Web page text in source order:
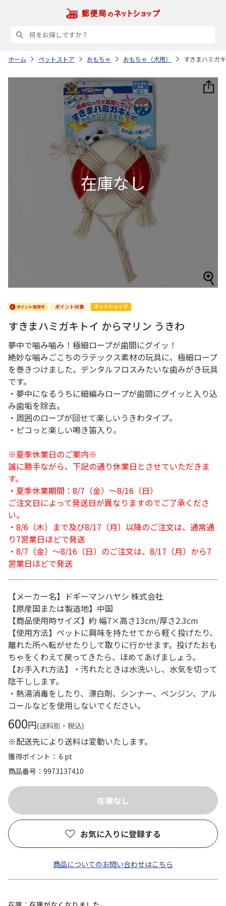
ホーム ペットストア おもちゃ おもちゃ（犬用） すきまハミガ
すきまハミガキトイ からマリン うきわ
夢中で噛み噛み！極細ロープが歯間にグイッ！
絶妙な噛みごこちのラテックス素材の玩具に、極細ロープ
を巻きつけました。デンタルフロスみたいな歯みがき玩具
です。
・夢中になるうちに細編みロープが歯間にグイッと入り込
み歯垢を除去。
・周囲のロープが回せて楽しいうきわタイプ。
・ピコっと楽しい鳴き笛入り。
※夏季休業日のご案内※
誠に勝手ながら、下記の通り休業日とさせていただきま
す。
・夏季休業期間：8/7（金）～8/16（日）
ご注文日によって発送日が異なりますのでご了承くださ
い。
・8/6（木）まで及び8/17（月）以降のご注文は、通常通
り7営業日ほどで発送
・8/7（金）～8/16（日）のご注文は、8/17（月）から7
営業日ほどで発送
【メーカー名】ドギーマンハヤシ 株式会社
【原産国または製造地】中国
【商品使用時サイズ】約 幅7×高さ13cm/厚さ2.3cm
【使用方法】ペットに興味を持たせてから軽く投げたり、
離れた所へ転がせたりして取りに行かせます。投げたおも
ちゃをくわえて戻ってきたら、ほめてあげましょう。
【お手入れ方法】・汚れたときは水洗いし、水気を切って
陰干しします。
・熱湯消毒をしたり、漂白剤、シンナー、ベンジン、アル
コールなどを使用しないでください。
600円(送料別・税込)
※配送先により送料は変動いたします。
獲得ポイント： 6 pt
商品番号
9973137410
お気に入りに登録する
商品についてのお問い合わせはこちら